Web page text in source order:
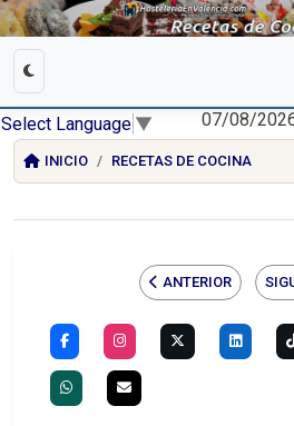
Select Language ▼ 07/08/
INICIO RECETAS DE COCINA
ANTERIOR